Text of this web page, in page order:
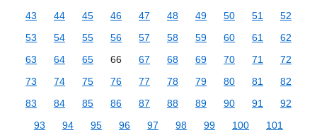
43
44 45 46 47 48 49 50 51
52
53
54 55 56 57 58 59 60 61
62
63
64 65 66 67 68 69 70 71
72
73
74 75 76 77 78 79 80 81
82
83
84 85 86 87 88 89 90 91
92
93
94 95 96 97 98 99 100
101